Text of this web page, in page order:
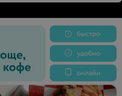
- мой топ,